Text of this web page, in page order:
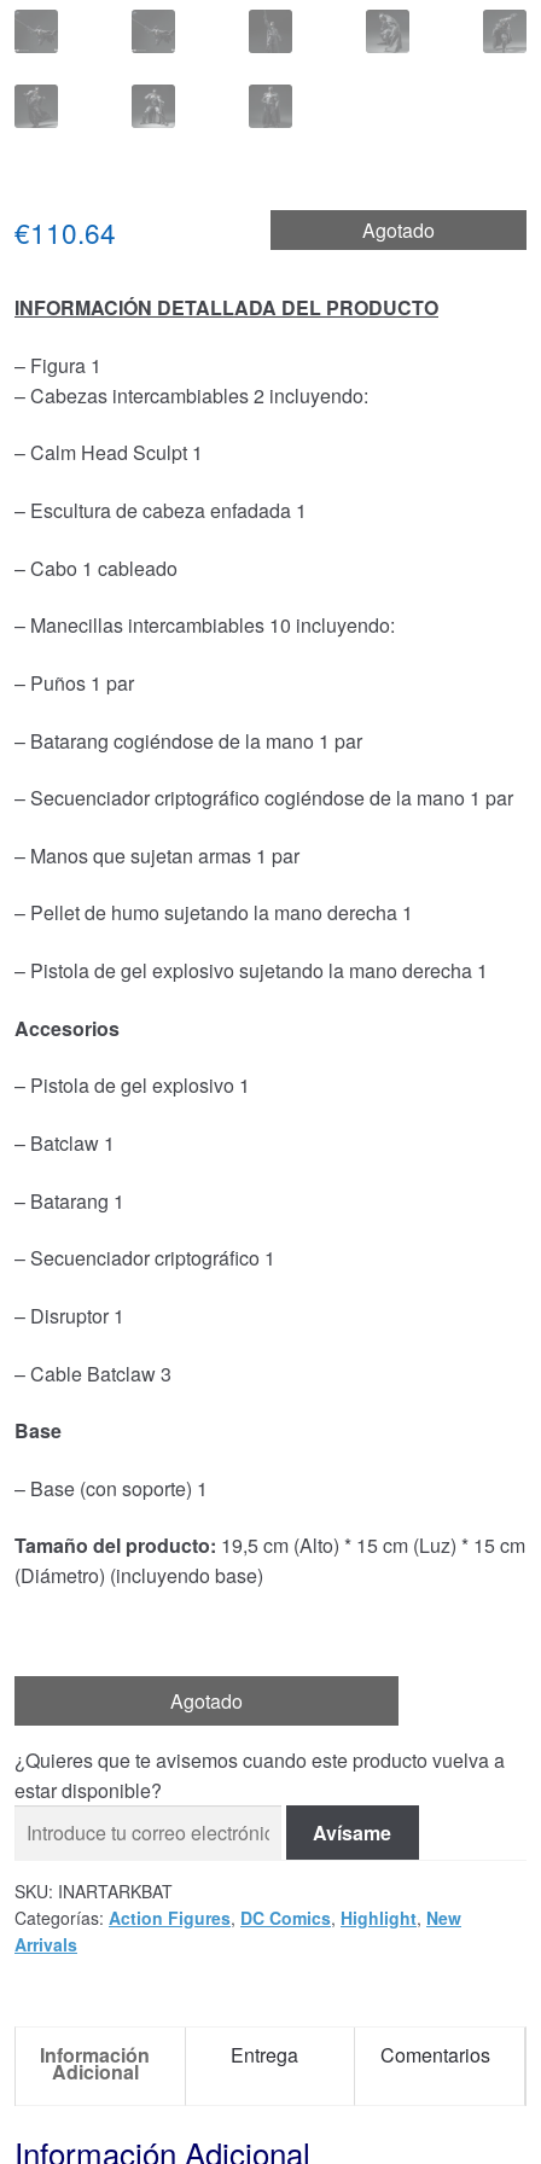
Agotado
€110.64
INFORMACIÓN DETALLADA DEL PRODUCTO
– Figura 1
– Cabezas intercambiables 2 incluyendo:
– Calm Head Sculpt 1
– Escultura de cabeza enfadada 1
– Cabo 1 cableado
– Manecillas intercambiables 10 incluyendo:
– Puños 1 par
– Batarang cogiéndose de la mano 1 par
– Secuenciador criptográfico cogiéndose de la mano 1 par
– Manos que sujetan armas 1 par
– Pellet de humo sujetando la mano derecha 1
– Pistola de gel explosivo sujetando la mano derecha 1
Accesorios
– Pistola de gel explosivo 1
– Batclaw 1
– Batarang 1
– Secuenciador criptográfico 1
– Disruptor 1
– Cable Batclaw 3
Base
– Base (con soporte) 1
Tamaño del producto: 19,5 cm (Alto) * 15 cm (Luz) * 15 cm
(Diámetro) (incluyendo base)
Agotado
¿Quieres que te avisemos cuando este producto vuelva a
estar disponible?
Avísame
SKU: INARTARKBAT
Categorías: Action Figures, DC Comics, Highlight, New
Arrivals
Información
Adicional
Entrega Comentarios
Información Adicional